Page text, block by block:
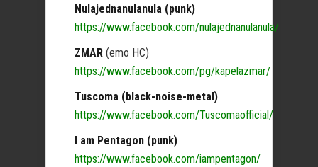
Nulajednanulanula (punk)
https://www.facebook.com/nulajednanulanula/
ZMAR (emo HC)
https://www.facebook.com/pg/kapelazmar/
Tuscoma (black-noise-metal)
https://www.facebook.com/Tuscomaofficial/
I am Pentagon (punk)
https://www.facebook.com/iampentagon/